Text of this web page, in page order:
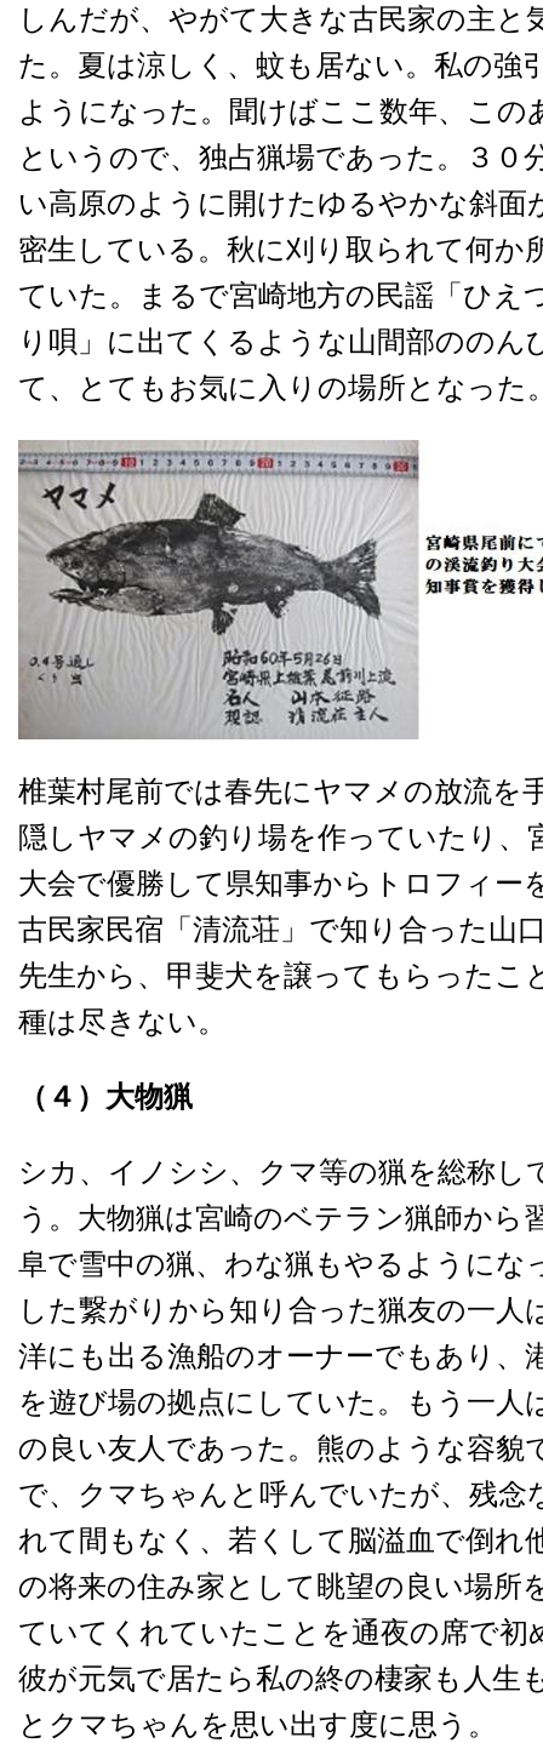
しんだが、やがて大きな古民家の主と
た。夏は涼しく、蚊も居ない。私の強
ようになった。聞けばここ数年、この
というので、独占猟場であった。３０
い高原のように開けたゆるやかな斜面
密生している。秋に刈り取られて何か
ていた。まるで宮崎地方の民謡「ひえ
り唄」に出てくるような山間部ののん
て、とてもお気に入りの場所となった
椎葉村尾前では春先にヤマメの放流を
隠しヤマメの釣り場を作っていたり、
大会で優勝して県知事からトロフィー
古民家民宿「清流荘」で知り合った山
先生から、甲斐犬を譲ってもらったこ
種は尽きない。
（４） 大物猟
シカ、イノシシ、クマ等の猟を総称し
う。大物猟は宮崎のベテラン猟師から
阜で雪中の猟、わな猟もやるようにな
した繋がりから知り合った猟友の一人
洋にも出る漁船のオーナーでもあり、
を遊び場の拠点にしていた。もう一人
の良い友人であった。熊のような容貌
で、クマちゃんと呼んでいたが、残念
れて間もなく、若くして脳溢血で倒れ
の将来の住み家として眺望の良い場所
ていてくれていたことを通夜の席で初
彼が元気で居たら私の終の棲家も人生
とクマちゃんを思い出す度に思う。